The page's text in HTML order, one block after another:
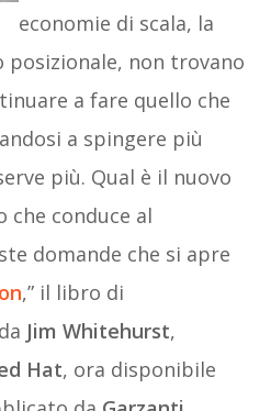
economie di scala, la
posizionale, non trovano
a fare quello che
a spingere più
più. Qual è il nuovo
che conduce al
domande che si apre
,” il libro di
Jim Whitehurst,
Hat, ora disponibile